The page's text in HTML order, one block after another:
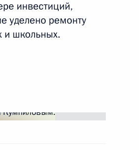
инвестиций,
уделено ремонту
и школьных.